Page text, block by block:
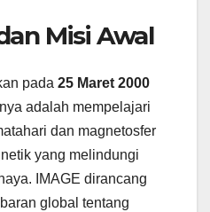
Misi Awal
pada 25 Maret 2000
adalah mempelajari
dan magnetosfer
yang melindungi
IMAGE dirancang
global tentang